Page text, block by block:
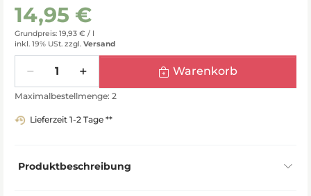
14,95 €
Grundpreis: 19,93 € / l
inkl. 19% USt. zzgl. Versand
Warenkorb
Maximalbestellmenge: 2
Lieferzeit 1-2 Tage **
Produktbeschreibung